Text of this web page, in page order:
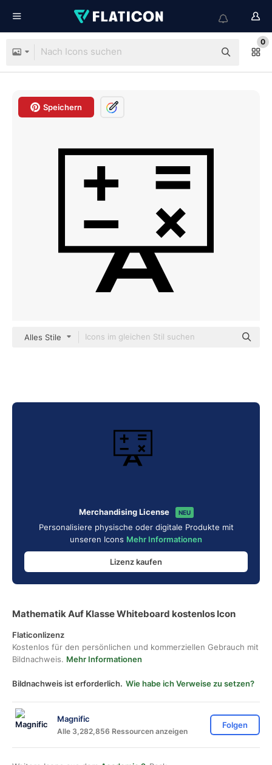
0
Speichern
Alles Stile
Merchandising License NEU
Personalisiere physische oder digitale Produkte mit
unseren Icons Mehr Informationen
Lizenz kaufen
Mathematik Auf Klasse Whiteboard kostenlos Icon
Flaticonlizenz
Kostenlos für den persönlichen und kommerziellen Gebrauch mit
Bildnachweis. Mehr Informationen
Bildnachweis ist erforderlich. Wie habe ich Verweise zu setzen?
Magnific
Alle 3,282,856 Ressourcen anzeigen
Folgen